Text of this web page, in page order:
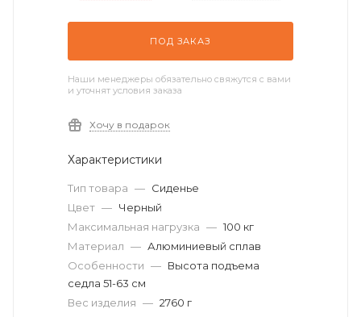
ПОД ЗАКАЗ
Наши менеджеры обязательно свяжутся с вами
и уточнят условия заказа
Хочу в подарок
Характеристики
Тип товара — Сиденье
Цвет — Черный
Максимальная нагрузка — 100 кг
Материал — Алюминиевый сплав
Особенности — Высота подъема
седла 51-63 см
Вес изделия — 2760 г